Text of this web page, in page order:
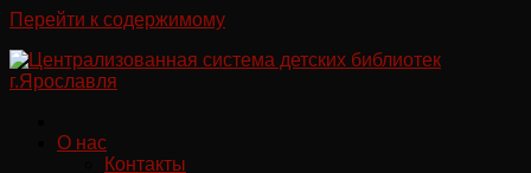
Перейти к содержимому
О нас
Контакты